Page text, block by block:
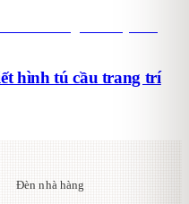
hình tú cầu trang trí
Đèn nhà hàng